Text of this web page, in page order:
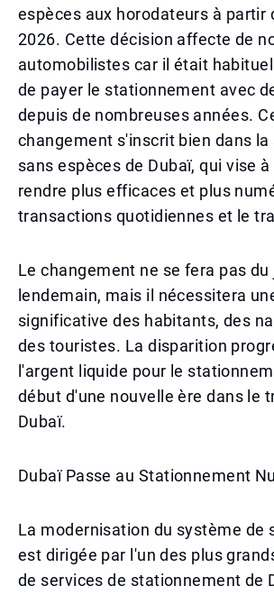
espèces aux horodateurs à partir
2026. Cette décision affecte de
automobilistes car il était
de payer le stationnement avec
depuis de nombreuses années.
changement s'inscrit bien dans
sans espèces de Dubaï, qui vise à
rendre plus efficaces et plus
transactions quotidiennes et le
Le changement ne se fera pas du
lendemain, mais il nécessitera
significative des habitants, des
des touristes. La disparition
l'argent liquide pour le
début d'une nouvelle ère dans le
Dubaï.
Dubaï Passe au Stationnement
La modernisation du système de
est dirigée par l'un des plus
de services de stationnement de